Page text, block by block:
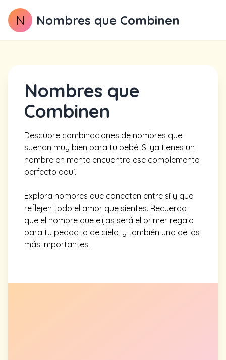
N Nombres que Combinen
Nombres que
Combinen
Descubre combinaciones de nombres que
suenan muy bien para tu bebé. Si ya tienes un
nombre en mente encuentra ese complemento
perfecto aquí.
Explora nombres que conecten entre sí y que
reflejen todo el amor que sientes. Recuerda
que el nombre que elijas será el primer regalo
para tu pedacito de cielo, y también uno de los
más importantes.